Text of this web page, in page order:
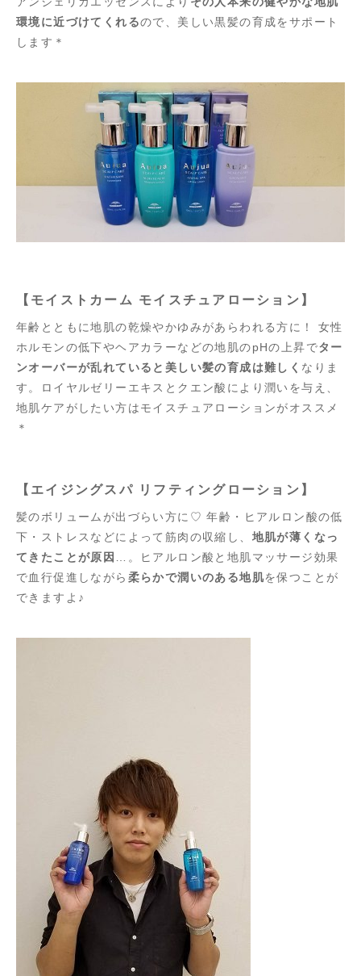
環境に近づけてくれるので、美しい黒髪の育成をサポート
します＊
【モイストカーム モイスチュアローション】
年齢とともに地肌の乾燥やかゆみがあらわれる方に！ 女性
ホルモンの低下やヘアカラーなどの地肌のpHの上昇でター
ンオーバーが乱れていると美しい髪の育成は難しく なりま
す。ロイヤルゼリーエキスとクエン酸により潤いを与え、
地肌ケアがしたい方はモイスチュアローションがオススメ
＊
【エイジングスパ リフティングローション】
髪のボリュームが出づらい方に♡ 年齢・ヒアルロン酸の低
下・ストレスなどによって筋肉の収縮し、 地肌が薄くなっ
てきたことが原因
…。ヒアルロン酸と地肌マッサージ効果
で血行促進しながら 柔らかで潤いのある地肌を保つことが
できますよ♪